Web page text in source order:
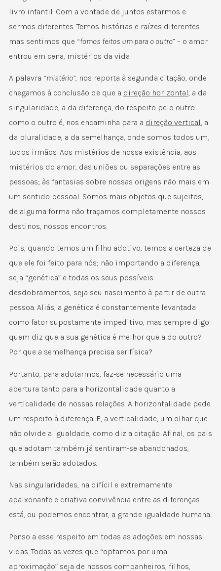
livro infantil. Com a vontade de juntos estarmos e
sermos diferentes. Temos histórias e raízes diferentes
mas sentimos que “fomos feitos um para o outro” – o amor
entrou em cena, mistérios da vida.
A palavra “mistério”, nos reporta à segunda citação, onde
chegamos à conclusão de que a direção horizontal, a da
singularidade, a da diferença, do respeito pelo outro
como o outro é, nos encaminha para a direção vertical, a
da pluralidade, a da semelhança, onde somos todos um,
todos irmãos. Aos mistérios de nossa existência, aos
mistérios do amor, das uniões ou separações entre as
pessoas; às fantasias sobre nossas origens não mais em
um sentido pessoal. Somos mais objetos que sujeitos,
de alguma forma não traçamos completamente nossos
destinos, nossos encontros.
Pois, quando temos um filho adotivo, temos a certeza de
que ele foi feito para nós; não importando a diferença,
seja “genética” e todas os seus possíveis
desdobramentos, seja seu nascimento à partir de outra
pessoa. Aliás, a genética é constantemente levantada
como fator supostamente impeditivo, mas sempre digo:
quem diz que a sua genética é melhor que a do outro?
Por que a semelhança precisa ser física?
Portanto, para adotarmos, faz-se necessário uma
abertura tanto para a horizontalidade quanto a
verticalidade de nossas relações. A horizontalidade pede
um respeito à diferença. E, a verticalidade, um olhar que
não olvide a igualdade, como diz a citação. Afinal, os pais
que adotam também já sentiram-se abandonados,
também serão adotados.
Nas singularidades, na difícil e extremamente
apaixonante e criativa convivência entre as diferenças
está, ou podemos encontrar, a grande igualdade humana.
Penso a esse respeito em todas as adoções em nossas
vidas. Todas as vezes que “optamos por uma
aproximação” seja de nossos companheiros, filhos,